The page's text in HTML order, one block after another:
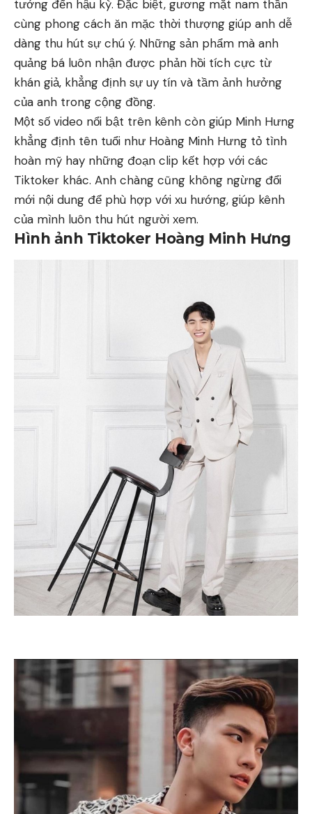
tưởng đến hậu kỳ. Đặc biệt, gương mặt nam thần
cùng phong cách ăn mặc thời thượng giúp anh dễ
dàng thu hút sự chú ý. Những sản phẩm mà anh
quảng bá luôn nhận được phản hồi tích cực từ
khán giả, khẳng định sự uy tín và tầm ảnh hưởng
của anh trong cộng đồng.
Một số video nổi bật trên kênh còn giúp Minh Hưng
khẳng định tên tuổi như Hoàng Minh Hưng tỏ tình
hoàn mỹ hay những đoạn clip kết hợp với các
Tiktoker khác. Anh chàng cũng không ngừng đổi
mới nội dung để phù hợp với xu hướng, giúp kênh
của mình luôn thu hút người xem.
Hình ảnh Tiktoker Hoàng Minh Hưng